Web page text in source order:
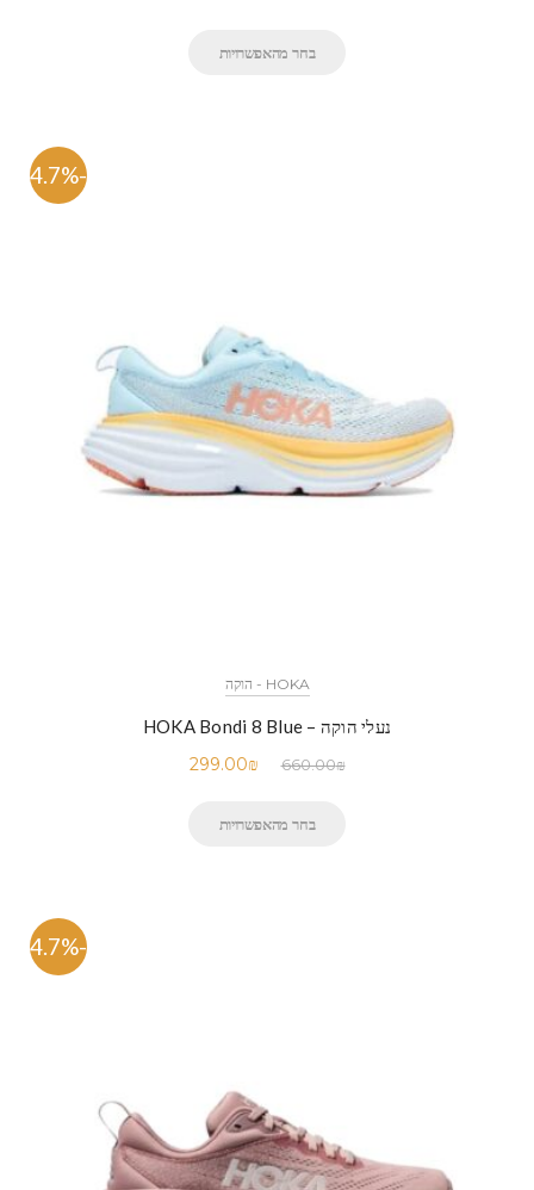
בחר מהאפשרויות
-54.7%
HOKA - הוקה
נעלי הוקה – HOKA Bondi 8 Blue
660.00₪
299.00₪
בחר מהאפשרויות
-54.7%